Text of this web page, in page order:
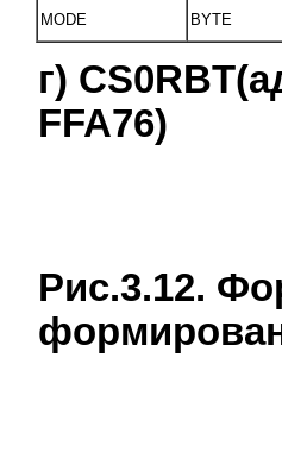
MODE BYTE
г)
FFA76)
Рис.3.12.